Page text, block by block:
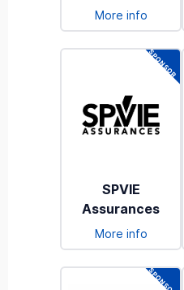
More info
SPVIE
Assurances
More info